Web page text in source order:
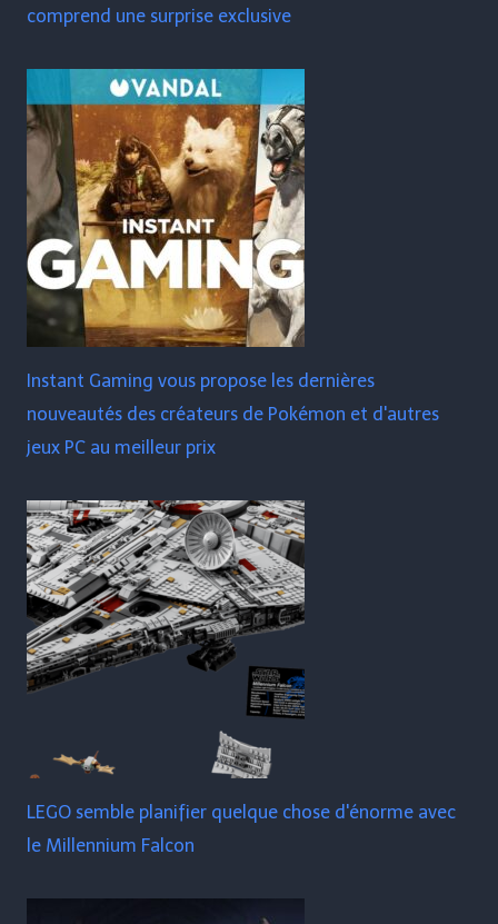
comprend une surprise exclusive
Instant Gaming vous propose les dernières
nouveautés des créateurs de Pokémon et d'autres
jeux PC au meilleur prix
LEGO semble planifier quelque chose d'énorme avec
le Millennium Falcon